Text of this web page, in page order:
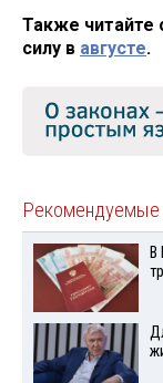
Также читайте
силу в августе.
Рекомендуемые
В